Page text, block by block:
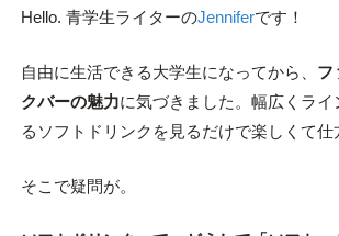
Hello. 青学生ライターのJenniferです！
自由に生活できる大学生になってから、 フ
クバーの魅力に気づきました。幅広くラ
るソフトドリンクを見るだけで楽しくて仕
そこで疑問が。